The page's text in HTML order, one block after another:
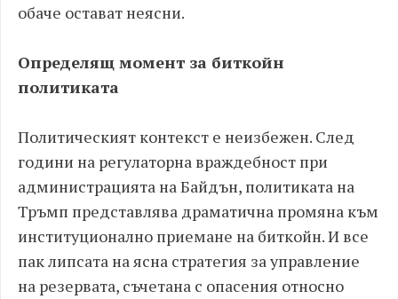
обаче остават неясни.
Определящ момент за биткойн
политиката
Политическият контекст е неизбежен. След
години на регулаторна враждебност при
администрацията на Байдън, политиката на
Тръмп представлява драматична промяна към
институционално приемане на биткойн. И все
пак липсата на ясна стратегия за управление
на резервата, съчетана с опасения относно